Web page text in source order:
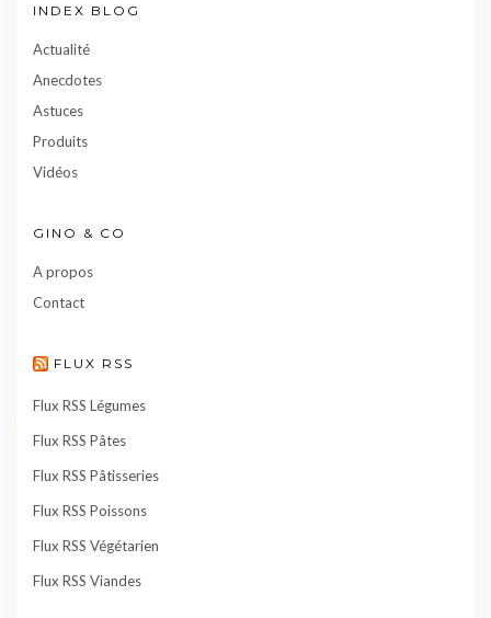
INDEX BLOG
Actualité
Anecdotes
Astuces
Produits
Vidéos
GINO & CO
A propos
Contact
FLUX RSS
Flux RSS Légumes
Flux RSS Pâtes
Flux RSS Pâtisseries
Flux RSS Poissons
Flux RSS Végétarien
Flux RSS Viandes